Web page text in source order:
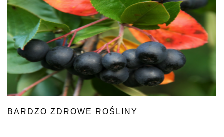
BARDZO ZDROWE ROŚLINY